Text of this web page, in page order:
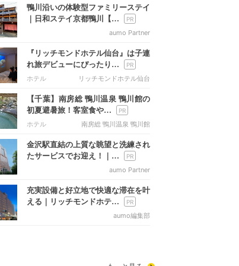
鴨川沿いの体験型ファミリーステイ
｜日和ステイ京都鴨川【…
aumo Partner
『リッチモンドホテル仙台』は子連
れ旅デビューにぴったり…
ホテル リッチモンドホテル仙台
【千葉】南房総 鴨川温泉 鴨川館の
初夏避暑旅！客室食や…
ホテル 南房総 鴨川温泉 鴨川館
金沢駅直結の上質な眺望と洗練され
たサービスでお迎え！｜…
aumo Partner
充実設備と好立地で快適な滞在を叶
える｜リッチモンドホテ…
aumo編集部